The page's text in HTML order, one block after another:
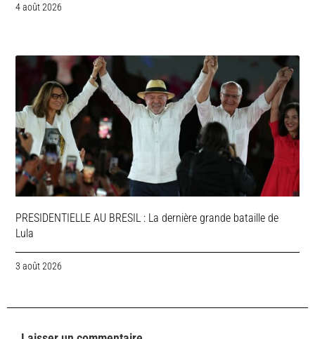
4 août 2026
PRESIDENTIELLE AU BRESIL : La dernière grande bataille de
Lula
3 août 2026